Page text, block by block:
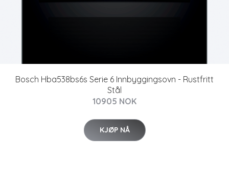
Bosch Hba538bs6s Serie 6 Innbyggingsovn - Rustfritt
Stål
10905 NOK
KJØP NÅ